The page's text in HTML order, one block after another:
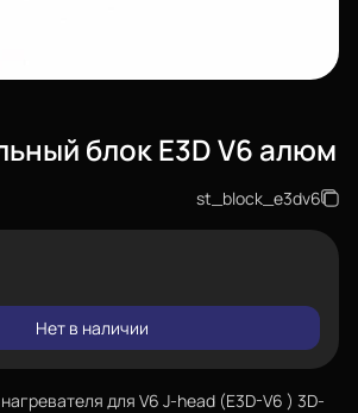
блок E3D V6 алюм
st_block_e3dv6
Нет в наличии
для V6 J-head (E3D-V6 ) 3D-